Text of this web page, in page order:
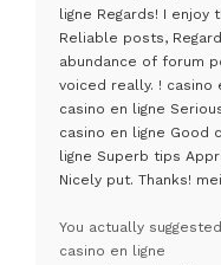
ligne Regards! I enjoy
Reliable posts,
abundance of forum
voiced really. ! casino
casino en ligne
casino en ligne Good
ligne Superb tips
Nicely put. Thanks!
You actually
casino en ligne